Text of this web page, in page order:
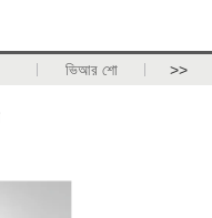
ভিআর শো >>